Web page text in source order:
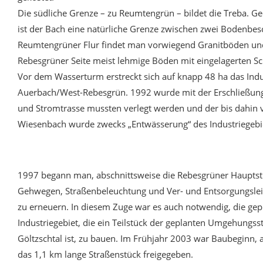
Die südliche Grenze – zu Reumtengrün – bildet die Treba.
ist der Bach eine natürliche Grenze zwischen zwei
Reumtengrüner Flur findet man vorwiegend Granitböden
Rebesgrüner Seite meist lehmige Böden mit eingelagerten
Vor dem Wasserturm erstreckt sich auf knapp 48 ha das
Auerbach/West-Rebesgrün. 1992 wurde mit der
und Stromtrasse mussten verlegt werden und der bis dahin
Wiesenbach wurde zwecks „Entwässerung“ des
1997 begann man, abschnittsweise die Rebesgrüner
Gehwegen, Straßenbeleuchtung und Ver- und
zu erneuern. In diesem Zuge war es auch notwendig, die
Industriegebiet, die ein Teilstück der geplanten
Göltzschtal ist, zu bauen. Im Frühjahr 2003 war Baubeginn,
das 1,1 km lange Straßenstück freigegeben.